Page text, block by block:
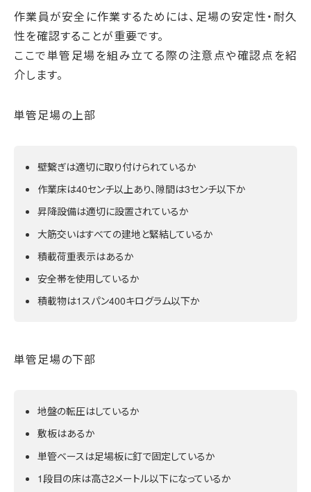
作業員が安全に作業するためには、足場の安定性・耐久
性を確認することが重要です。
ここで単管足場を組み立てる際の注意点や確認点を紹
介します。
単管足場の上部
壁繋ぎは適切に取り付けられているか
作業床は40センチ以上あり、隙間は3センチ以下か
昇降設備は適切に設置されているか
大筋交いはすべての建地と緊結しているか
積載荷重表示はあるか
安全帯を使用しているか
積載物は1スパン400キログラム以下か
単管足場の下部
地盤の転圧はしているか
敷板はあるか
単管ベースは足場板に釘で固定しているか
1段目の床は高さ2メートル以下になっているか